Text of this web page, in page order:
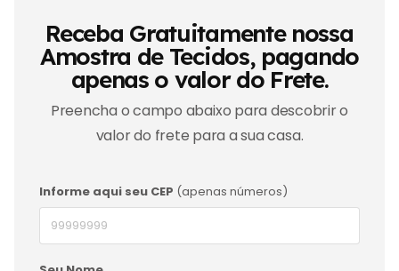
Receba Gratuitamente nossa
Amostra de Tecidos, pagando
apenas o valor do Frete.
Preencha o campo abaixo para descobrir o
valor do frete para a sua casa.
Informe aqui seu CEP (apenas números)